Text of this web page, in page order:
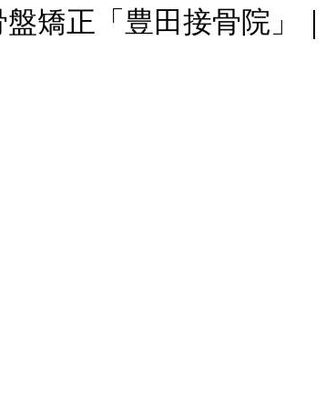
矯正「豊田接骨院」｜